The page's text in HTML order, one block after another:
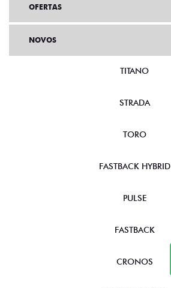
OFERTAS
NOVOS
TITANO
STRADA
TORO
FASTBACK HYBRID
PULSE
FASTBACK
CRONOS